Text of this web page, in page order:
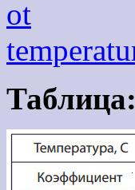
Таблица: